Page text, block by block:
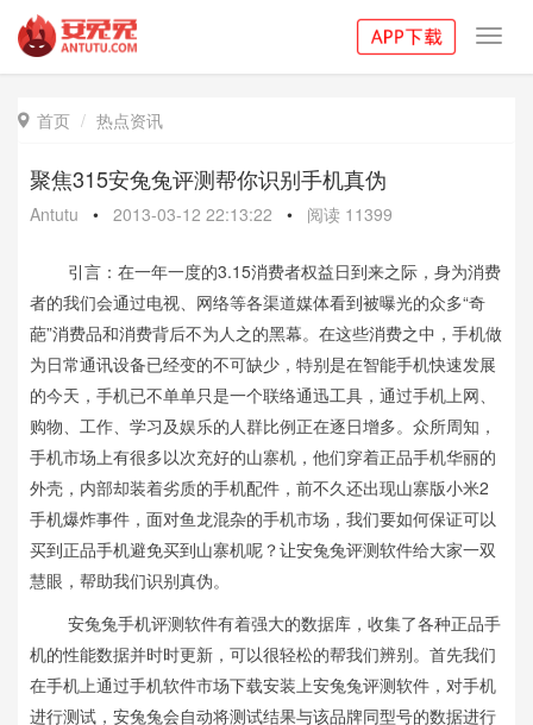
 首页 热点资讯
聚焦315安兔兔评测帮你识别手机真伪
Antutu • 2013-03-12 22:13:22 • 阅读 11399
引言：在一年一度的3.15消费者权益日到来之际，身为消费
者的我们会通过电视、网络等各渠道媒体看到被曝光的众多“奇
葩”消费品和消费背后不为人之的黑幕。在这些消费之中，手机做
为日常通讯设备已经变的不可缺少，特别是在智能手机快速发展
的今天，手机已不单单只是一个联络通迅工具，通过手机上网、
购物、工作、学习及娱乐的人群比例正在逐日增多。众所周知，
手机市场上有很多以次充好的山寨机，他们穿着正品手机华丽的
外壳，内部却装着劣质的手机配件，前不久还出现山寨版小米2
手机爆炸事件，面对鱼龙混杂的手机市场，我们要如何保证可以
买到正品手机避免买到山寨机呢？让安兔兔评测软件给大家一双
慧眼，帮助我们识别真伪。
安兔兔手机评测软件有着强大的数据库，收集了各种正品手
机的性能数据并时时更新，可以很轻松的帮我们辨别。首先我们
在手机上通过手机软件市场下载安装上安兔兔评测软件，对手机
进行测试，安兔兔会自动将测试结果与该品牌同型号的数据进行